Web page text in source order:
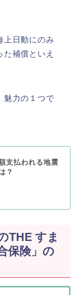
上日動にのみ
補償といえ
魅力の１つで
支払われる地震
？
THE すま
保険」の